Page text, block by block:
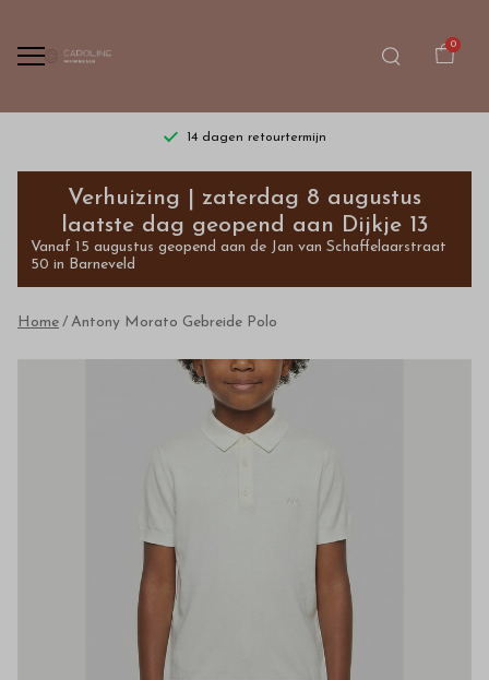
0
14 dagen retourtermijn
Antony
Morato
Gebreide
Polo
kinderkleding
kwaliteit
Verhuizing | zaterdag 8 augustus
laatste dag geopend aan Dijkje 13
Vanaf 15 augustus geopend aan de Jan van Schaffelaarstraat
50 in Barneveld
Home Antony Morato Gebreide Polo